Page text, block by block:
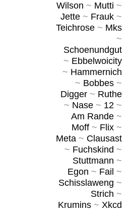
Wilson ~ Mutti ~
Jette~ Frauk~
Teichrose~ Mks
~
Schoenundgut
~ Ebbelwoicity
~ Hammernich
~ Bobbes~
Digger~ Ruthe
~ Nase~ 12~
Am Rande~
Moff~ Flix~
Meta~ Clausast
~ Fuchskind ~
Stuttmann ~
Egon ~ Fail ~
Schisslaweng ~
Strich ~
Krumins~ Xkcd